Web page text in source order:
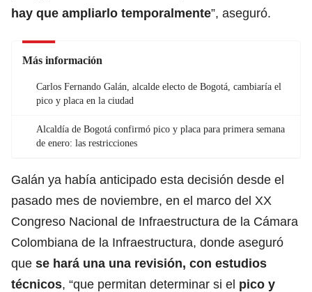
hay que ampliarlo temporalmente”, aseguró.
Más información
Carlos Fernando Galán, alcalde electo de Bogotá, cambiaría el
pico y placa en la ciudad
Alcaldía de Bogotá confirmó pico y placa para primera semana
de enero: las restricciones
Galán ya había anticipado esta decisión desde el
pasado mes de noviembre, en el marco del XX
Congreso Nacional de Infraestructura de la Cámara
Colombiana de la Infraestructura, donde aseguró
que se hará una una revisión, con estudios
técnicos, “que permitan determinar si el pico y